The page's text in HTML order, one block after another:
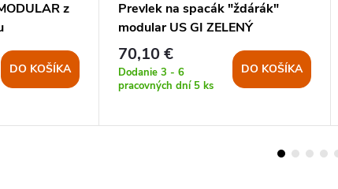
z
DO KOŠÍKA
Prevlek na spacák "ždárák"
modular US GI ZELENÝ
70,10 €
Dodanie 3 - 6
pracovných dní 5 ks
DO KOŠÍKA